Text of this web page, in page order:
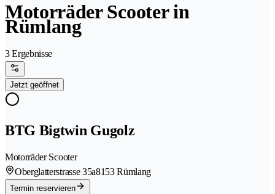
Motorräder Scooter in
Rümlang
3 Ergebnisse
Jetzt geöffnet
BTG Bigtwin Gugolz
Motorräder Scooter
Oberglatterstrasse 35a8153 Rümlang
Termin reservieren